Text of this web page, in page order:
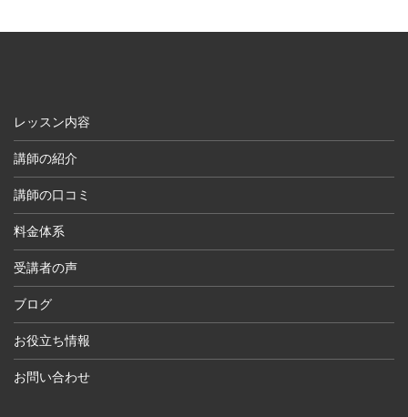
レッスン内容
講師の紹介
講師の口コミ
料金体系
受講者の声
ブログ
お役立ち情報
お問い合わせ